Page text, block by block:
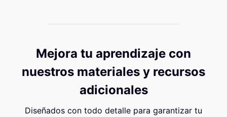
Mejora tu aprendizaje con
nuestros materiales y recursos
adicionales
Diseñados con todo detalle para garantizar tu